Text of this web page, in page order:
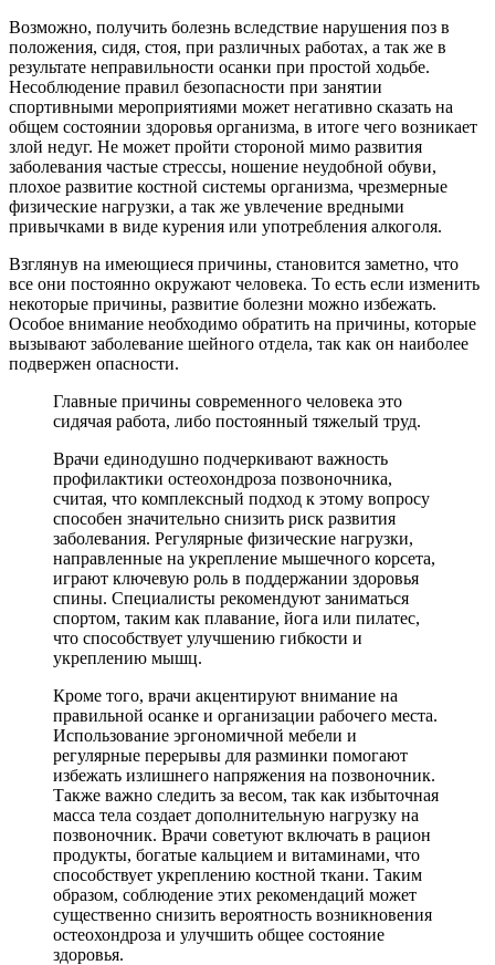
Возможно, получить болезнь вследствие нарушения поз в
положения, сидя, стоя, при различных работах, а так же в
результате неправильности осанки при простой ходьбе.
Несоблюдение правил безопасности при занятии
спортивными мероприятиями может негативно сказать на
общем состоянии здоровья организма, в итоге чего возникает
злой недуг. Не может пройти стороной мимо развития
заболевания частые стрессы, ношение неудобной обуви,
плохое развитие костной системы организма, чрезмерные
физические нагрузки, а так же увлечение вредными
привычками в виде курения или употребления алкоголя.
Взглянув на имеющиеся причины, становится заметно, что
все они постоянно окружают человека. То есть если изменить
некоторые причины, развитие болезни можно избежать.
Особое внимание необходимо обратить на причины, которые
вызывают заболевание шейного отдела, так как он наиболее
подвержен опасности.
Главные причины современного человека это
сидячая работа, либо постоянный тяжелый труд.
Врачи единодушно подчеркивают важность
профилактики остеохондроза позвоночника,
считая, что комплексный подход к этому вопросу
способен значительно снизить риск развития
заболевания. Регулярные физические нагрузки,
направленные на укрепление мышечного корсета,
играют ключевую роль в поддержании здоровья
спины. Специалисты рекомендуют заниматься
спортом, таким как плавание, йога или пилатес,
что способствует улучшению гибкости и
укреплению мышц.
Кроме того, врачи акцентируют внимание на
правильной осанке и организации рабочего места.
Использование эргономичной мебели и
регулярные перерывы для разминки помогают
избежать излишнего напряжения на позвоночник.
Также важно следить за весом, так как избыточная
масса тела создает дополнительную нагрузку на
позвоночник. Врачи советуют включать в рацион
продукты, богатые кальцием и витаминами, что
способствует укреплению костной ткани. Таким
образом, соблюдение этих рекомендаций может
существенно снизить вероятность возникновения
остеохондроза и улучшить общее состояние
здоровья.